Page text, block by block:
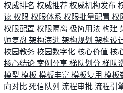
权威排名 权威推荐 权威机构发布
读 权限 权限体系 权限批量配置 权
权限配置 权限隔离 极简用法 构建
师复盘 架构演进 架构规划 架构设
校园教务 校园数字化 核心价值 核
核心结论 案例分享 梯队划分 梯队
模型 模板 模板丰富 模板复用 模板
向对比 死信队列 流程审批 流程引